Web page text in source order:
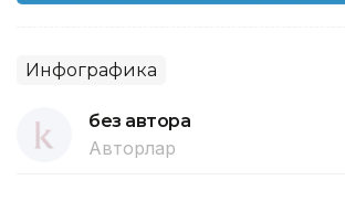
Инфографика
без автора
Авторлар